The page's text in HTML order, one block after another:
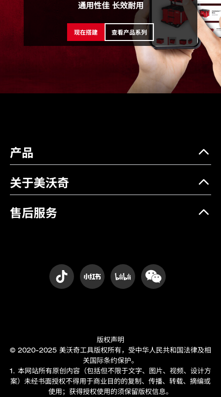
通用性佳 长效耐用
现在搭建 查看产品系列
产品
关于美沃奇
售后服务
版权声明
© 2020-2025 美沃奇工具版权所有，受中华人民共和国法律及相
关国际条约保护。
1. 本网站所有原创内容（包括但不限于文字、图片、视频、设计方
案）未经书面授权不得用于商业目的的复制、传播、转载、摘编或
使用；获得授权使用的须保留版权信息。